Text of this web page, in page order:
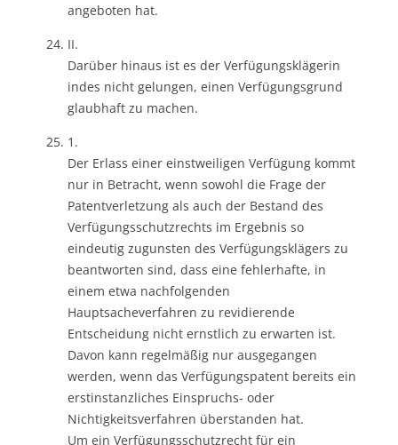
angeboten hat.
II.
Darüber hinaus ist es der Verfügungsklägerin
indes nicht gelungen, einen Verfügungsgrund
glaubhaft zu machen.
1.
Der Erlass einer einstweiligen Verfügung kommt
nur in Betracht, wenn sowohl die Frage der
Patentverletzung als auch der Bestand des
Verfügungsschutzrechts im Ergebnis so
eindeutig zugunsten des Verfügungsklägers zu
beantworten sind, dass eine fehlerhafte, in
einem etwa nachfolgenden
Hauptsacheverfahren zu revidierende
Entscheidung nicht ernstlich zu erwarten ist.
Davon kann regelmäßig nur ausgegangen
werden, wenn das Verfügungspatent bereits ein
erstinstanzliches Einspruchs- oder
Nichtigkeitsverfahren überstanden hat.
Um ein Verfügungsschutzrecht für ein